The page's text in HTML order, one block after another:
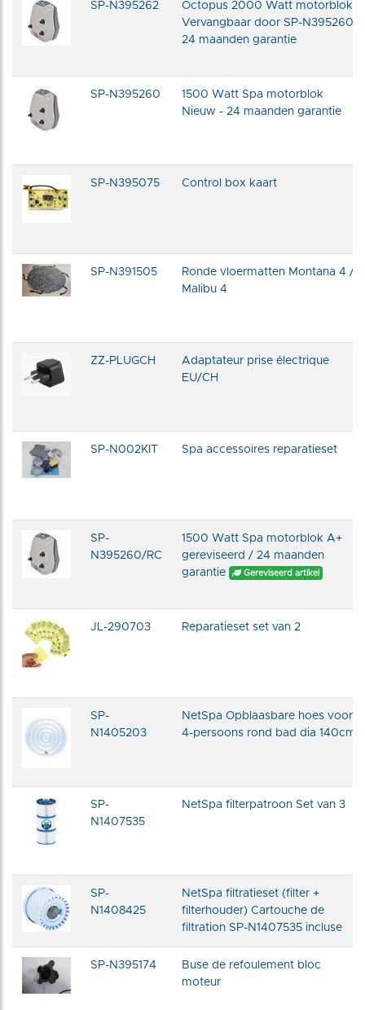
SP-N395262
Octopus 2000 Watt motorblok
Vervangbaar door SP-N395260
24 maanden garantie
SP-N395260
1500 Watt Spa motorblok
Nieuw - 24 maanden garantie
SP-N395075 Control box kaart
SP-N391505
Ronde vloermatten Montana 4 /
Malibu 4
ZZ-PLUGCH
Adaptateur prise électrique
EU/CH
SP-N002KIT Spa accessoires reparatieset
SP-
N395260/RC
1500 Watt Spa motorblok A+
gereviseerd / 24 maanden
garantie
Gereviseerd artikel
JL-290703 Reparatieset set van 2
SP-
N1405203
NetSpa Opblaasbare hoes voor
4-persoons rond bad dia 140cm
SP-
N1407535
NetSpa filterpatroon Set van 3
SP-
N1408425
NetSpa filtratieset (filter +
filterhouder) Cartouche de
filtration SP-N1407535 incluse
SP-N395174
Buse de refoulement bloc
moteur